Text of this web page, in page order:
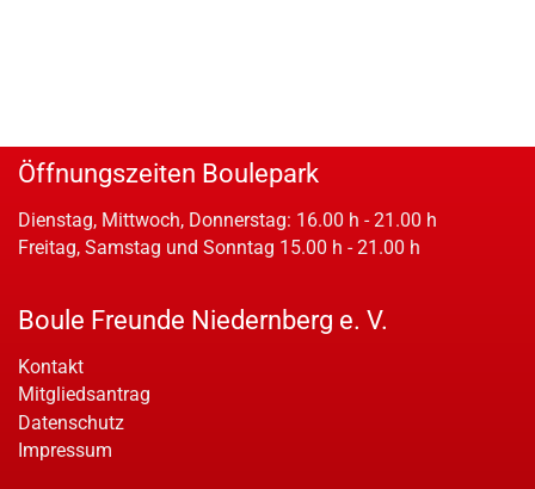
Öffnungszeiten Boulepark
Dienstag, Mittwoch, Donnerstag: 16.00 h - 21.00 h
Freitag, Samstag und Sonntag 15.00 h - 21.00 h
Boule Freunde Niedernberg e. V.
Kontakt
Mitgliedsantrag
Datenschutz
Impressum